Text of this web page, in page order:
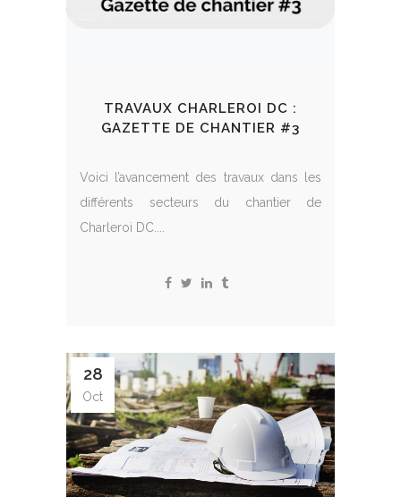
TRAVAUX CHARLEROI DC :
GAZETTE DE CHANTIER #3
Voici l’avancement des travaux dans les
différents secteurs du chantier de
Charleroi DC....
28
Oct